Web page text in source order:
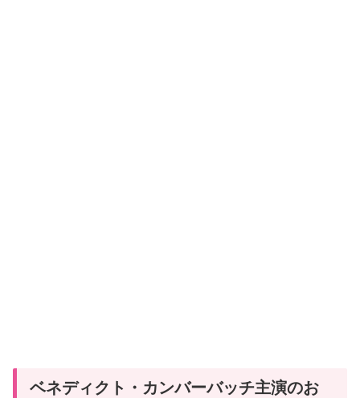
ベネディクト・カンバーバッチ主演のお